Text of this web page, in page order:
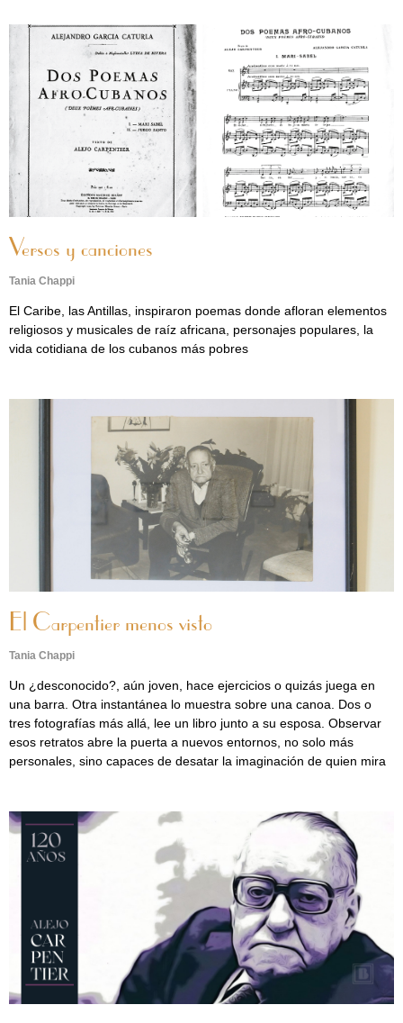
Versos y canciones
Tania Chappi
El Caribe, las Antillas, inspiraron poemas donde afloran elementos
religiosos y musicales de raíz africana, personajes populares, la
vida cotidiana de los cubanos más pobres
El Carpentier menos visto
Tania Chappi
Un ¿desconocido?, aún joven, hace ejercicios o quizás juega en
una barra. Otra instantánea lo muestra sobre una canoa. Dos o
tres fotografías más allá, lee un libro junto a su esposa. Observar
esos retratos abre la puerta a nuevos entornos, no solo más
personales, sino capaces de desatar la imaginación de quien mira